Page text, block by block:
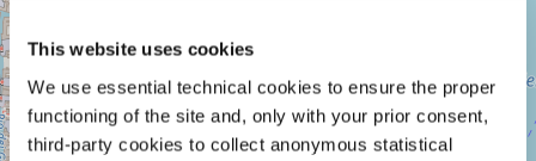
This website uses cookies
We use essential technical cookies to ensure the proper
functioning of the site and, only with your prior consent,
third-party cookies to collect anonymous statistical